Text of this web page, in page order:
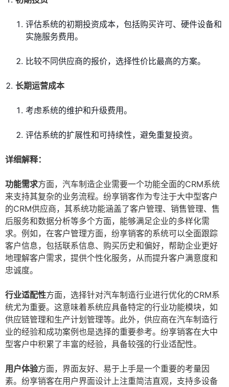
评估系统的初期投资成本，包括购买许可、硬件设备和
实施服务费用。
比较不同供应商的报价，选择性价比最高的方案。
长期运营成本
考虑系统的维护和升级费用。
评估系统的扩展性和可持续性，避免重复投资。
详细解释：
功能需求方面，汽车制造企业需要一个功能全面的CRM系统
来支持其复杂的业务流程。纷享销客作为专注于大中型客户
的CRM供应商，其系统功能涵盖了客户管理、销售管理、售
后服务和数据分析等多个方面，能够满足企业的多样化需
求。例如，在客户管理方面，纷享销客的系统可以全面跟踪
客户信息，包括联系信息、购买历史和偏好，帮助企业更好
地理解客户需求，提供个性化服务，从而提升客户满意度和
忠诚度。
行业适配性方面，选择针对汽车制造行业进行优化的CRM系
统尤为重要。这意味着系统应具备特定的行业功能模块，如
供应链管理和生产计划管理等。此外，供应商在汽车制造行
业的经验和成功案例也是选择的重要参考。纷享销客在大中
型客户中积累了丰富的经验，具备较强的行业适配性。
用户体验方面，界面友好、易于上手是一个重要的考量因
素。纷享销客在用户界面设计上注重简洁直观，支持多设备